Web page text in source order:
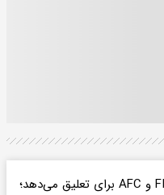
وقتی پرسپولیس بهانه دست FIFA و AFC برای تعلیق می‌دهد؛